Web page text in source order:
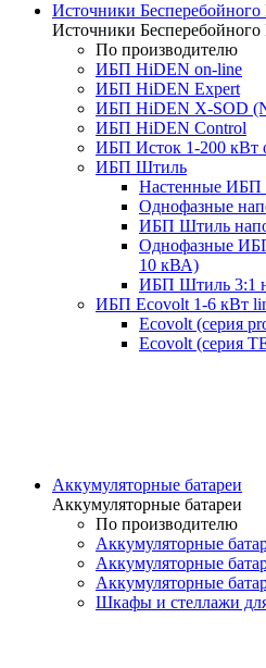
Источники
Источники
По производителю
ИБП HiDEN on-line
ИБП HiDEN Expert
ИБП HiDEN X-SOD
ИБП HiDEN Control
ИБП Исток 1-200 кВт
ИБП Штиль
Настенные ИБП
Однофазные
ИБП Штиль
Однофазные
10 кВА)
ИБП Штиль 3:1
ИБП Ecovolt 1-6 кВт
Ecovolt (серия
Ecovolt (серия
Аккумуляторные батареи
Аккумуляторные батареи
По производителю
Аккумуляторные
Аккумуляторные
Аккумуляторные
Шкафы и стеллажи